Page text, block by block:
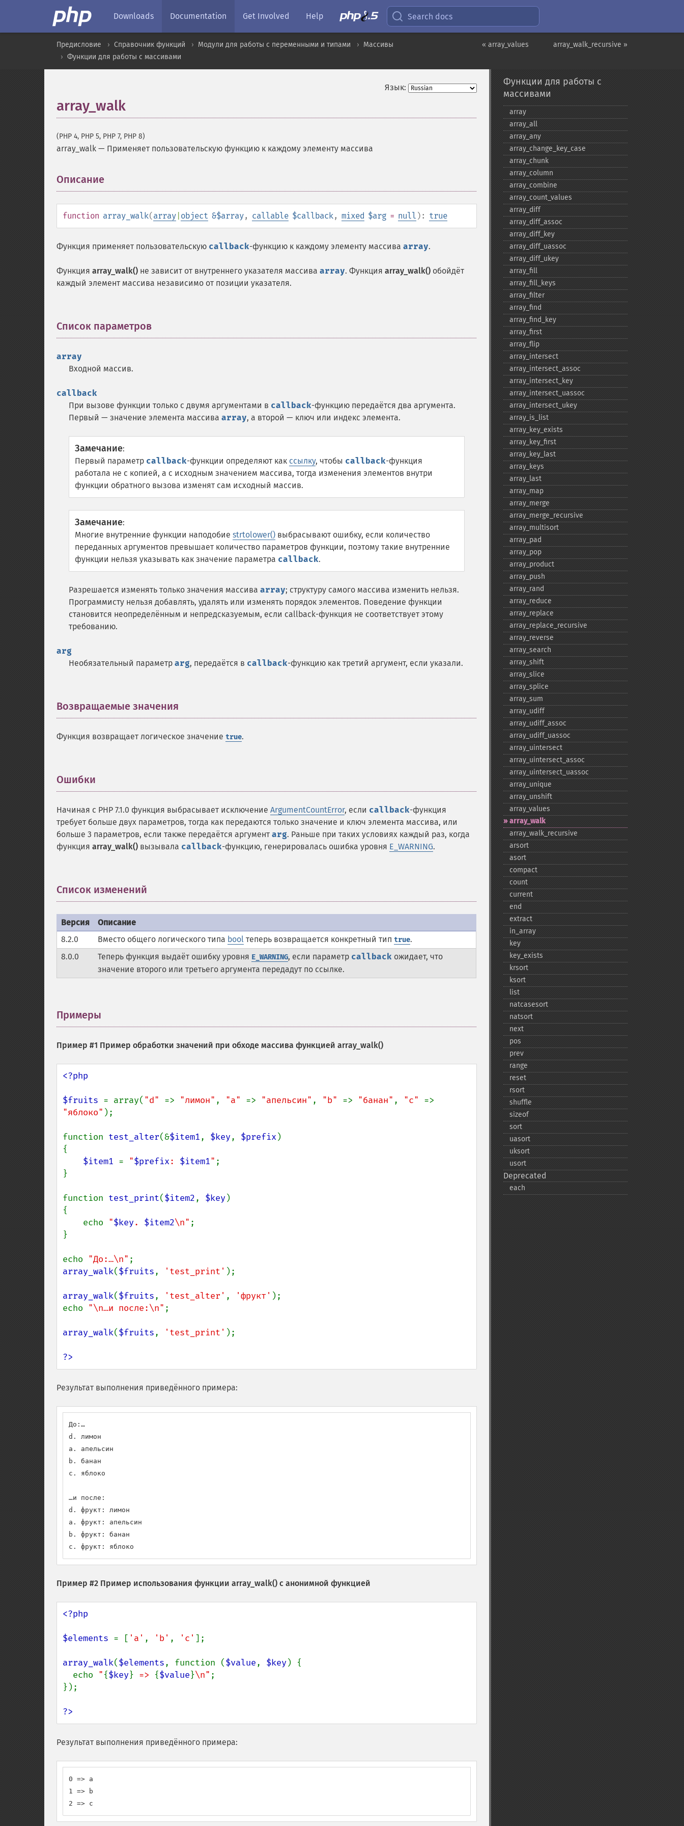
Downloads Documentation Get Involved Help Search docs
array_walk_recursive »
« array_values
Предисловие Справочник функций Модули для работы с переменными и типами
Массивы
Функции для работы с массивами
Язык:
array_walk
(PHP 4, PHP 5, PHP 7, PHP 8)
array_walk — Применяет пользовательскую функцию к каждому элементу массива
Описание
function array_walk(array object &$array, callable $callback, mixed $arg = null ): true
Функция применяет пользовательскую callback-функцию к каждому элементу массива array.
Функция array_walk() не зависит от внутреннего указателя массива array. Функция array_walk() обойдёт
каждый элемент массива независимо от позиции указателя.
Список параметров
array
Входной массив.
callback
При вызове функции только с двумя аргументами в callback-функцию передаётся два аргумента.
Первый — значение элемента массива array, а второй — ключ или индекс элемента.
Замечание:
Первый параметр callback-функции определяют как ссылку, чтобы callback-функция
работала не с копией, а с исходным значением массива, тогда изменения элементов внутри
функции обратного вызова изменят сам исходный массив.
Замечание:
Многие внутренние функции наподобие strtolower() выбрасывают ошибку, если количество
переданных аргументов превышает количество параметров функции, поэтому такие внутренние
функции нельзя указывать как значение параметра callback.
Разрешается изменять только значения массива array; структуру самого массива изменить нельзя.
Программисту нельзя добавлять, удалять или изменять порядок элементов. Поведение функции
становится неопределённым и непредсказуемым, если callback-функция не соответствует этому
требованию.
arg
Необязательный параметр arg, передаётся в callback-функцию как третий аргумент, если указали.
Возвращаемые значения
Функция возвращает логическое значение true.
Ошибки
Начиная с PHP 7.1.0 функция выбрасывает исключение ArgumentCountError, если callback-функция
требует больше двух параметров, тогда как передаются только значение и ключ элемента массива, или
больше 3 параметров, если также передаётся аргумент arg. Раньше при таких условиях каждый раз, когда
функция array_walk() вызывала callback-функцию, генерировалась ошибка уровня E_WARNING.
Список изменений
Версия
Описание
8.2.0
Вместо общего логического типа bool теперь возвращается конкретный тип true.
8.0.0
Теперь функция выдаёт ошибку уровня E_WARNING, если параметр callback ожидает, что
значение второго или третьего аргумента передадут по ссылке.
Примеры
Пример #1 Пример обработки значений при обходе массива функцией array_walk()
<?php
$fruits = array( "d" => "лимон" , "a" => "апельсин" , "b" => "банан" , "c"
"яблоко" );
function test_alter(&$item1, $key, $prefix )
{
$item1 = "$prefix: $item1" ;
}
function test_print($item2, $key)
{
    echo
"$key. $item2\n" ;
}
echo "До:…\n"
array_walk($fruits, 'test_print' );
array_walk($fruits, 'test_alter' , 'фрукт' );
echo "\n…и после:\n" ;
array_walk($fruits, 'test_print' );
?>
Результат выполнения приведённого примера:
До:…
d. лимон
a. апельсин
b. банан
c. яблоко
…и после:
d. фрукт: лимон
a. фрукт: апельсин
b. фрукт: банан
c. фрукт: яблоко
Пример #2 Пример использования функции array_walk() с анонимной функцией
<?php
$elements = [ 'a' , 'b' , 'c' ];
array_walk($elements, function ($value, $key) {
  echo
"{$key} => {$value}\n" ;
});
?>
Результат выполнения приведённого примера:
0 => a
1 => b
2 => c
Функции для работы с
массивами
array
array_​all
array_​any
array_​change_​key_​case
array_​chunk
array_​column
array_​combine
array_​count_​values
array_​diff
array_​diff_​assoc
array_​diff_​key
array_​diff_​uassoc
array_​diff_​ukey
array_​fill
array_​fill_​keys
array_​filter
array_​find
array_​find_​key
array_​first
array_​flip
array_​intersect
array_​intersect_​assoc
array_​intersect_​key
array_​intersect_​uassoc
array_​intersect_​ukey
array_​is_​list
array_​key_​exists
array_​key_​first
array_​key_​last
array_​keys
array_​last
array_​map
array_​merge
array_​merge_​recursive
array_​multisort
array_​pad
array_​pop
array_​product
array_​push
array_​rand
array_​reduce
array_​replace
array_​replace_​recursive
array_​reverse
array_​search
array_​shift
array_​slice
array_​splice
array_​sum
array_​udiff
array_​udiff_​assoc
array_​udiff_​uassoc
array_​uintersect
array_​uintersect_​assoc
array_​uintersect_​uassoc
array_​unique
array_​unshift
array_​values
array_​walk
array_​walk_​recursive
arsort
asort
compact
count
current
end
extract
in_​array
key
key_​exists
krsort
ksort
list
natcasesort
natsort
next
pos
prev
range
reset
rsort
shuffle
sizeof
sort
uasort
uksort
usort
Deprecated
each